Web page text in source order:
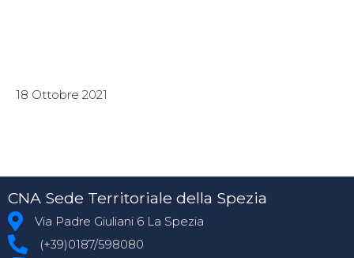
18 Ottobre 2021
CNA Sede Territoriale della Spezia
Via Padre Giuliani 6 La Spezia
(+39)0187/598080